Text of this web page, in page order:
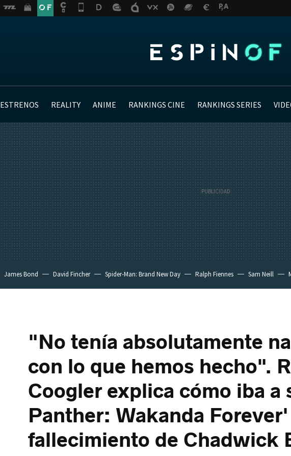
ESTRENOS REALITY ANIME RANKINGS CINE RANKINGS SERIES
James Bond David Fincher Spider-Man: Brand New Day Ralph Fiennes Sam Neill
"No tenía absolutamente
con lo que hemos hecho".
Coogler explica cómo iba a
Panther: Wakanda
fallecimiento de Chadwick